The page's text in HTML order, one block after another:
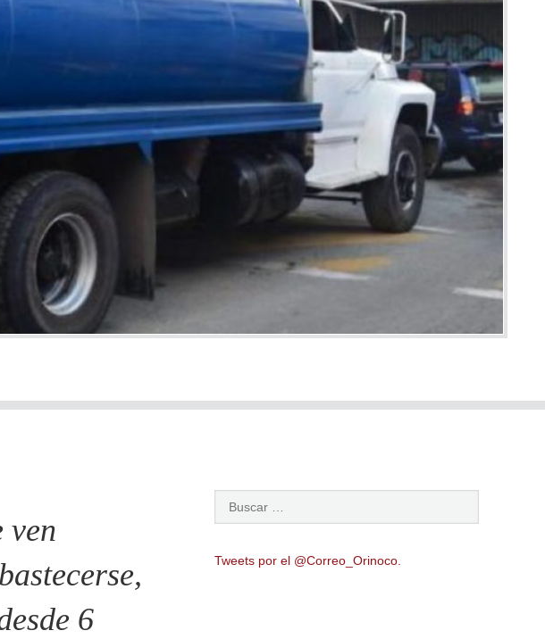
ven
6
Tweets por el @Correo_Orinoco.